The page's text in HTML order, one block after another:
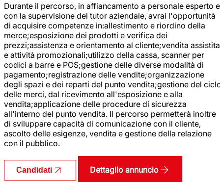
Durante il percorso, in affiancamento a personale esperto e
con la supervisione del tutor aziendale, avrai l'opportunità
di acquisire competenze in:allestimento e riordino della
merce;esposizione dei prodotti e verifica dei
prezzi;assistenza e orientamento al cliente;vendita assistita
e attività promozionali;utilizzo della cassa, scanner per
codici a barre e POS;gestione delle diverse modalità di
pagamento;registrazione delle vendite;organizzazione
degli spazi e dei reparti del punto vendita;gestione del
delle merci, dal ricevimento all'esposizione e alla
vendita;applicazione delle procedure di sicurezza
all'interno del punto vendita. Il percorso permetterà inoltre
di sviluppare capacità di comunicazione con il cliente,
ascolto delle esigenze, vendita e gestione della relazione
con il pubblico.
Candidati Dettaglio annuncio